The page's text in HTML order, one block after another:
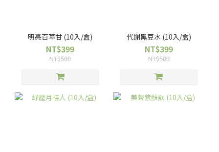
明亮百草甘 (10入/盒)
NT$399
NT$500
代謝黑豆水 (10入/盒)
NT$399
NT$500